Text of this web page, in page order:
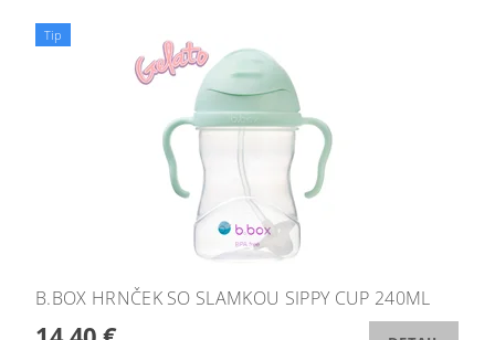
Tip
B.BOX HRNČEK SO SLAMKOU SIPPY CUP 240ML